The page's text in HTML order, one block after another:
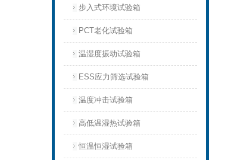
步入式环境试验箱
PCT老化试验箱
温湿度振动试验箱
ESS应力筛选试验箱
温度冲击试验箱
高低温湿热试验箱
恒温恒湿试验箱